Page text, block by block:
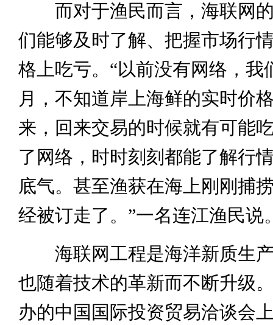
而对于渔民而言，海联网的
们能够及时了解、把握市场行
格上吃亏。“以前没有网络，我
月，不知道岸上海鲜的实时价
来，回来交易的时候就有可能
了网络，时时刻刻都能了解行
底气。甚至渔获在海上刚刚捕
经被订走了。”一名连江渔民说
海联网工程是海洋新质生产
也随着技术的革新而不断升级
办的中国国际投资贸易洽谈会